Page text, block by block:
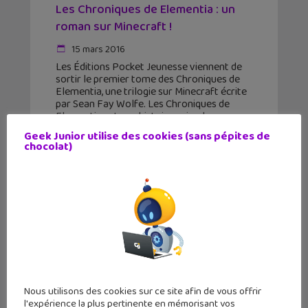
Les Chroniques de Elementia : un
roman sur Minecraft !
15 mars 2016
Les Éditions Pocket Jeunesse viennent de
sortir le premier tome des Chroniques de
Elementia, une trilogie sur Minecraft écrite
par Sean Fay Wolfe. Les Chroniques de
Elementia est une histoire qui se base sur
l'univers de
Geek Junior utilise des cookies (sans pépites de
chocolat)
Nous utilisons des cookies sur ce site afin de vous offrir
l'expérience la plus pertinente en mémorisant vos